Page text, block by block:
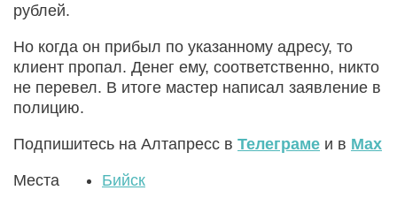
рублей.
Но когда он прибыл по указанному адресу, то
клиент пропал. Денег ему, соответственно, никто
не перевел. В итоге мастер написал заявление в
полицию.
Подпишитесь на Алтапресс в Телеграме и в Max
Места Бийск